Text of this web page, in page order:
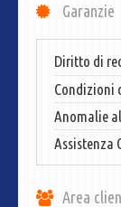
Garanzie
Diritto di
Condizioni
Anomalie
Assistenza
Area